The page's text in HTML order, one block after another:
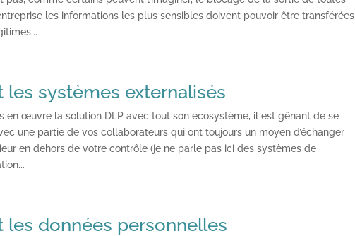
les informations les plus sensibles doivent pouvoir être transférées
les systèmes externalisés
en œuvre la solution DLP avec tout son écosystème, il est gênant de se
une partie de vos collaborateurs qui ont toujours un moyen d’échanger
en dehors de votre contrôle (je ne parle pas ici des systèmes de
les données personnelles